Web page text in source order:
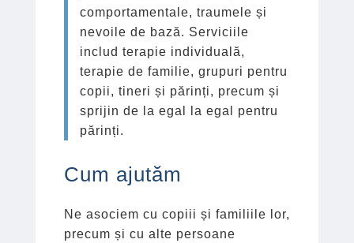
comportamentale, traumele și
nevoile de bază. Serviciile
includ terapie individuală,
terapie de familie, grupuri pentru
copii, tineri și părinți, precum și
sprijin de la egal la egal pentru
părinți.
Cum ajutăm
Ne asociem cu copiii și familiile lor,
precum și cu alte persoane